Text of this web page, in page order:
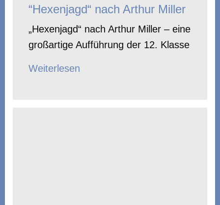
“Hexenjagd“ nach Arthur Miller
„Hexenjagd“ nach Arthur Miller – eine
großartige Aufführung der 12. Klasse
Weiterlesen